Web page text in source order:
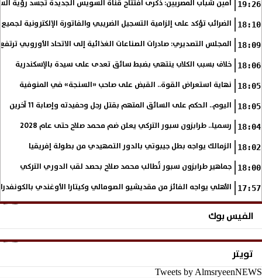
19:26 أمين شباب المصريين: ذكرى افتتاح قناة السويس الجديدة تجسد رؤية
18:10 الضرائب تؤكد على إلزامية التسجيل الضريبي والفاتورة الإلكترونية
18:09 المجلس التصديري: صادرات الصناعات الغذائية إلى الاتحاد الأوروبي ترتفع 15.4% خلال النصف الأول من
18:06 خلاف بسبب الكلاب ينتهي بضبط سائق تعدى على سيدة بالإسكندرية
18:05 نهاية استعراض القوة.. القبض على صاحب «السنجة» في المنوفية
18:05 اليوم.. الحكم على السائق المتهم بقتل رجل وحفيدته وإصابة 11 آخرين
18:04 رسميا.. طرابزون سبور التركي يعلن ضم محمد صلاح حتى عام 2028
18:02 الزمالك يواجه بطل جيبوتي بالدور التمهيدي من بطولة إفريقيا
18:00 جماهير طرابزون سبور تُطالب محمد صلاح بحصد لقب الدوري التركي
17:57 الأهلي يواجه الفائز من مقديشيو الصومالي وكيتارا الأوغندي
الفيس بوك
تويتر
Tweets by AlmsryeenNEWS